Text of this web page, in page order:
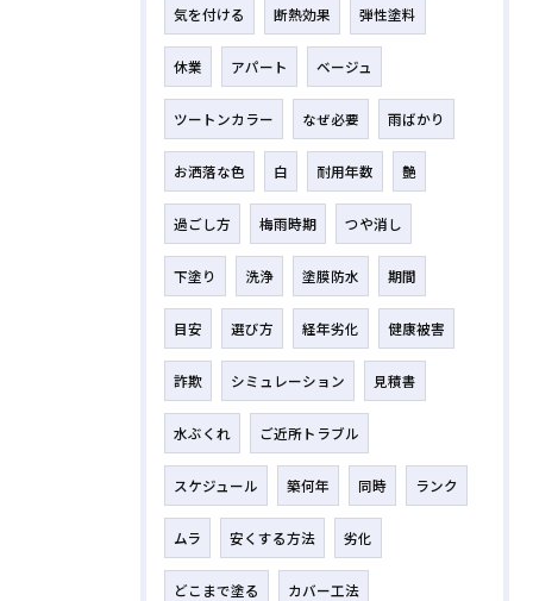
気を付ける 断熱効果 弾性塗料
休業 アパート ベージュ
ツートンカラー なぜ必要 雨ばかり
お洒落な色 白 耐用年数 艶
過ごし方 梅雨時期 つや消し
下塗り 洗浄 塗膜防水 期間
目安 選び方 経年劣化 健康被害
詐欺 シミュレーション 見積書
水ぶくれ ご近所トラブル
スケジュール 築何年 同時 ランク
ムラ 安くする方法 劣化
どこまで塗る カバー工法